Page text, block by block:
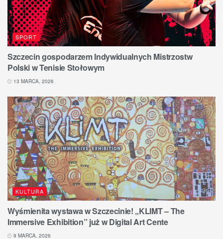
SPORT
Szczecin gospodarzem Indywidualnych Mistrzostw
Polski w Tenisie Stołowym
13 MARCA, 2026
KULTURA
Wyśmienita wystawa w Szczecinie! „KLIMT – The
Immersive Exhibition” już w Digital Art Cente
9 MARCA, 2026